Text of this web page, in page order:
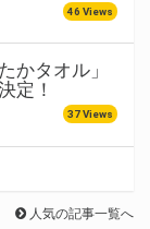
46 Views
かタオル」
定！
37 Views
人気の記事一覧へ